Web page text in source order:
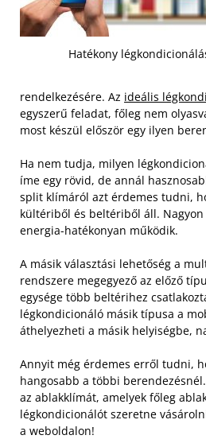
Hatékony
rendelkezésére. Az ideális
egyszerű feladat, főleg nem
most készül először egy ilyen
Ha nem tudja, milyen
íme egy rövid, de annál
split klímáról azt érdemes tudni,
kültériből és beltériből áll.
energia-hatékonyan működik.
A másik választási lehetőség a
rendszere megegyező az előző
egysége több beltérihez
légkondicionáló másik típusa a
áthelyezheti a másik helyiségbe,
Annyit még érdemes erről tudni,
hangosabb a többi
az ablakklímát, amelyek főleg
légkondicionálót szeretne
a weboldalon!